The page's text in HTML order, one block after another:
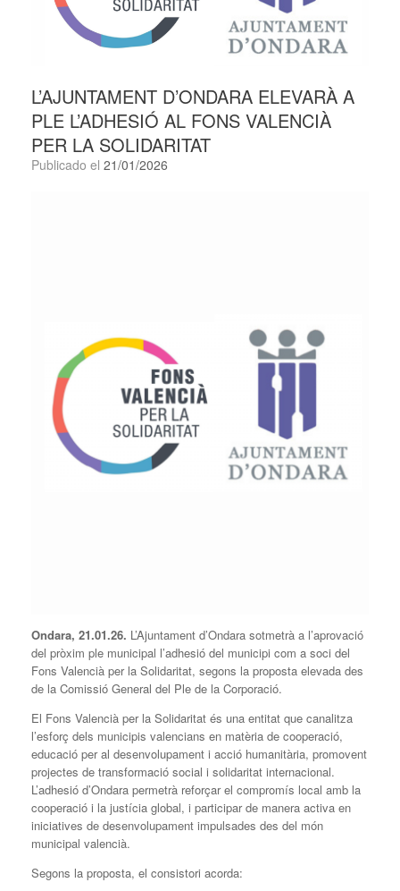
L’AJUNTAMENT D’ONDARA ELEVARÀ A
PLE L’ADHESIÓ AL FONS VALENCIÀ
PER LA SOLIDARITAT
Publicado el 21/01/2026
Ondara, 21.01.26. L’Ajuntament d’Ondara sotmetrà a l’aprovació
del pròxim ple municipal l’adhesió del municipi com a soci del
Fons Valencià per la Solidaritat, segons la proposta elevada des
de la Comissió General del Ple de la Corporació.
El Fons Valencià per la Solidaritat és una entitat que canalitza
l’esforç dels municipis valencians en matèria de cooperació,
educació per al desenvolupament i acció humanitària, promovent
projectes de transformació social i solidaritat internacional.
L’adhesió d’Ondara permetrà reforçar el compromís local amb la
cooperació i la justícia global, i participar de manera activa en
iniciatives de desenvolupament impulsades des del món
municipal valencià.
Segons la proposta, el consistori acorda: